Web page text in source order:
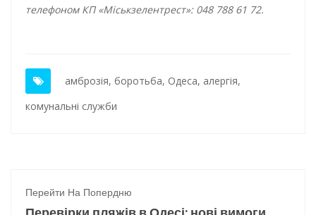
телефоном КП «Міськзелентрест»: 048 788 61 72.
амброзія, боротьба, Одеса, алергія,
комунальні служби
Перейти На Попердню